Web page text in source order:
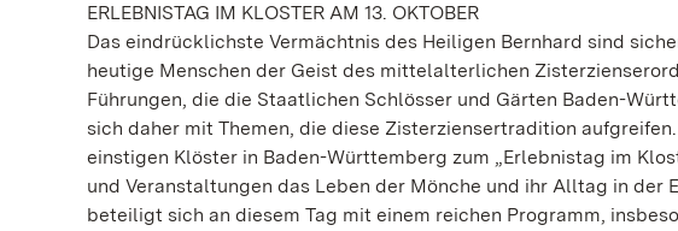
ERLEBNISTAG IM KLOSTER AM 13. OKTOBER
Das eindrücklichste Vermächtnis des Heiligen Bernhard sind
heutige Menschen der Geist des mittelalterlichen
Führungen, die die Staatlichen Schlösser und Gärten Baden-
sich daher mit Themen, die diese Zisterziensertradition
einstigen Klöster in Baden-Württemberg zum „Erlebnistag im
und Veranstaltungen das Leben der Mönche und ihr Alltag in
beteiligt sich an diesem Tag mit einem reichen Programm,